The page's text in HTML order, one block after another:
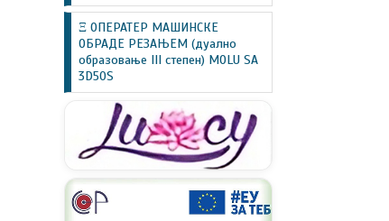
Ξ ОПЕРАТЕР МАШИНСКЕ
ОБРАДЕ РЕЗАЊЕМ (дуално
образовање III степен) MOLU SA
3D50S